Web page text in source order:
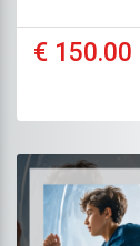
€ 150.00